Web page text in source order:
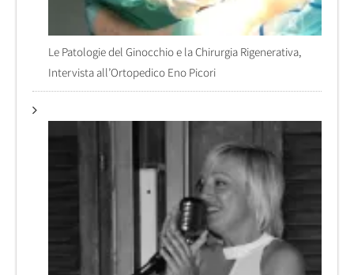
Le Patologie del Ginocchio e la Chirurgia Rigenerativa,
Intervista all’Ortopedico Eno Picori